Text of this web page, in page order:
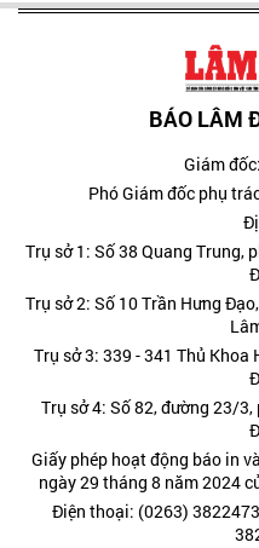
BÁO LÂM
Giám
Phó Giám đốc phụ
Trụ sở 1: Số 38 Quang Trung,
Trụ sở 2: Số 10 Trần Hưng
Trụ sở 3: 339 - 341 Thủ
Trụ sở 4: Số 82, đường 23/
Giấy phép hoạt động báo in
ngày 29 tháng 8 năm 2024
Điện thoại: (0263)